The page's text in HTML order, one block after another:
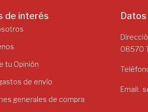
de interés
tu Opinión
de envío
generales de compra
08570
Email